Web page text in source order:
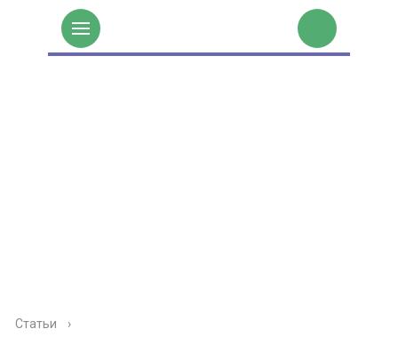
Статьи ›